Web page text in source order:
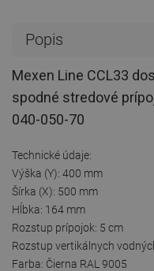
Popis
Mexen Line CCL33
spodné stredové
040-050-70
Technické údaje:
Výška (Y): 400 mm
Šírka (X): 500 mm
Hĺbka: 164 mm
Rozstup prípojok: 5 cm
Rozstup vertikálnych
Farba: Čierna RAL 9005